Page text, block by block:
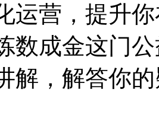
运营，提升
数成金这门
解，解答你